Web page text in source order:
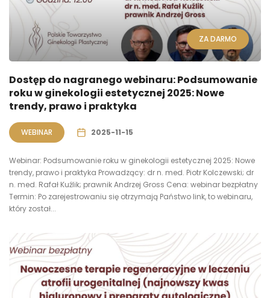
ZA DARMO
Dostęp do nagranego webinaru: Podsumowanie
roku w ginekologii estetycznej 2025: Nowe
trendy, prawo i praktyka
WEBINAR 2025-11-15
Webinar: Podsumowanie roku w ginekologii estetycznej 2025: Nowe
trendy, prawo i praktyka Prowadzący: dr n. med. Piotr Kolczewski; dr
n. med. Rafał Kuźlik; prawnik Andrzej Gross Cena: webinar bezpłatny
Termin: Po zarejestrowaniu się otrzymają Państwo link, to webinaru,
który został...